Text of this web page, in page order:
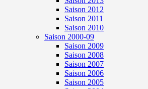
Saison 2012
Saison 2011
Saison 2010
Saison 2000-09
Saison 2009
Saison 2008
Saison 2007
Saison 2006
Saison 2005